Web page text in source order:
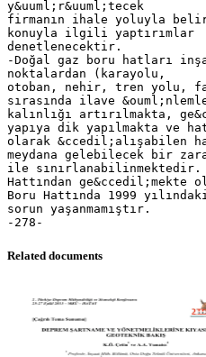
y&uuml;r&uuml;tecek
firmanın ihale yoluyla
konuyla ilgili yaptırımlar
denetlenecektir.
-Doğal gaz boru hatları
noktalardan (karayolu,
otoban, nehir, tren yolu,
sırasında ilave
kalınlığı artırılmakta,
yapıya dik yapılmakta ve
olarak &ccedil;alışabilen
meydana gelebilecek bir
ile sınırlanabilinmektedir.
Hattından ge&ccedil;mekte
Boru Hattında 1999
sorun yaşanmamıştır.
Related documents